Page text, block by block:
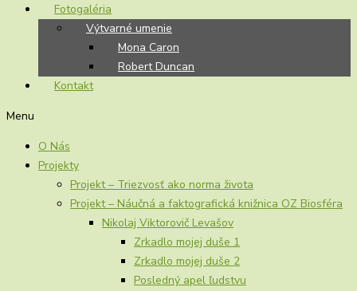
Fotogaléria
Výtvarné umenie
Mona Caron
Robert Duncan
Kontakt
Menu
O Nás
Projekty
Projekt – Triezvosť ako norma života
Projekt – Náučná a faktografická knižnica OZ Biosféra
Nikolaj Viktorovič Levašov
Zrkadlo mojej duše 1
Zrkadlo mojej duše 2
Posledný apel ľudstvu